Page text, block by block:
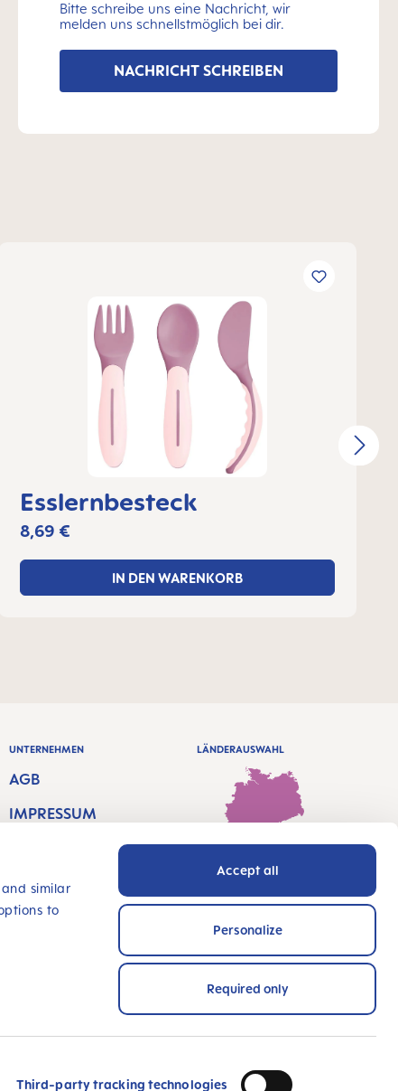
similar
to
Third-party tracking technologies
Accept all
Personalize
Required only
Bitte schreibe uns eine Nachricht, wir
melden uns schnellstmöglich bei dir.
NACHRICHT SCHREIBEN
Esslernbesteck
8,69 €
IN DEN WARENKORB
UNTERNEHMEN
AGB
IMPRESSUM
BARRIEREFREIHEITS
ERKLÄRUNG
HÄNDLERSUCHE
LÄNDERAUSWAHL
und zertifiziert!
ZAHLUNGSARTEN